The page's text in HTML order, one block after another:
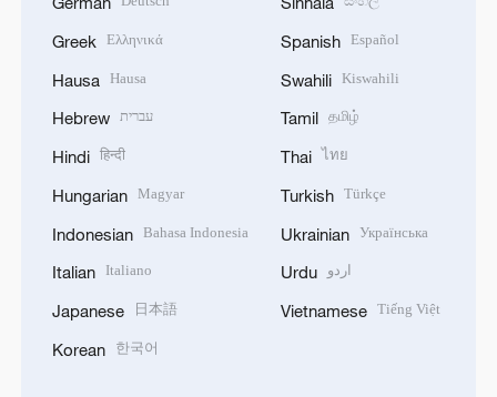
Greek Ελληνικά
Hausa Hausa
Hebrew עברית
Hindi हिन्दी
Hungarian Magyar
Indonesian Bahasa Indonesia
Italian Italiano
Japanese 日本語
Korean 한국어
Spanish Español
Swahili Kiswahili
Tamil தமிழ்
Thai ไทย
Turkish Türkçe
Ukrainian Українська
Urdu اردو
Vietnamese Tiếng Việt